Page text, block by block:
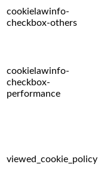
cookielawinfo-
checkbox-others
cookielawinfo-
checkbox-
performance
viewed_cookie_policy